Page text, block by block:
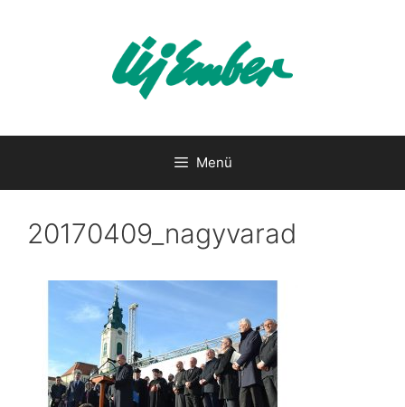
Menü
20170409_nagyvarad